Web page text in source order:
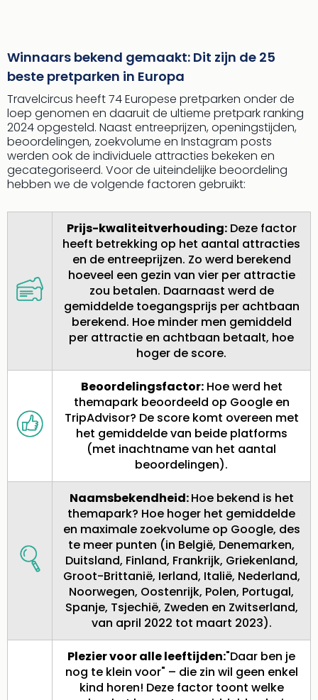
Winnaars bekend gemaakt: Dit zijn de 25
beste pretparken in Europa
Travelcircus heeft 74 Europese pretparken onder de
loep genomen en daaruit de ultieme pretpark ranking
2024 opgesteld. Naast entreeprijzen, openingstijden,
beoordelingen, zoekvolume en Instagram posts
werden ook de individuele attracties bekeken en
gecategoriseerd. Voor de uiteindelijke beoordeling
hebben we de volgende factoren gebruikt:
Prijs-kwaliteitverhouding:Deze factor
heeft betrekking op het aantal attracties
en de entreeprijzen. Zo werd berekend
hoeveel een gezin van vier per attractie
zou betalen. Daarnaast werd de
gemiddelde toegangsprijs per achtbaan
berekend. Hoe minder men gemiddeld
per attractie en achtbaan betaalt, hoe
hoger de score.
Beoordelingsfactor:Hoe werd het
themapark beoordeeld op Google en
TripAdvisor? De score komt overeen met
het gemiddelde van beide platforms
(met inachtname van het aantal
beoordelingen).
Naamsbekendheid:Hoe bekend is het
themapark? Hoe hoger het gemiddelde
en maximale zoekvolume op Google, des
te meer punten (in België, Denemarken,
Duitsland, Finland, Frankrijk, Griekenland,
Groot-Brittanië, Ierland, Italië, Nederland,
Noorwegen, Oostenrijk, Polen, Portugal,
Spanje, Tsjechië, Zweden en Zwitserland,
van april 2022 tot maart 2023).
Plezier voor alle leeftijden:"Daar ben je
nog te klein voor" – die zin wil geen enkel
kind horen! Deze factor toont welke